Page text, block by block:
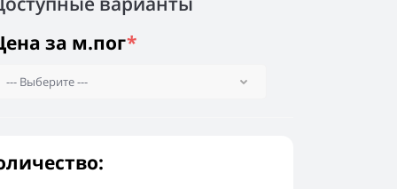
за м.пог*